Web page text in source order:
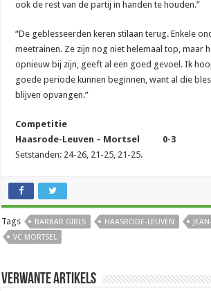
ook de rest van de partij in handen te houden.”
“De geblesseerden keren stilaan terug. Enkele
meetrainen. Ze zijn nog niet helemaal top, maar
opnieuw bij zijn, geeft al een goed gevoel. Ik
goede periode kunnen beginnen, want al die
blijven opvangen.”
Competitie
Haasrode-Leuven – Mortsel 0-3
Setstanden: 24-26, 21-25, 21-25.
Tags BARBAR GIRLS HAASRODE-LEUVEN
VC MORTSEL
Verwante artikels